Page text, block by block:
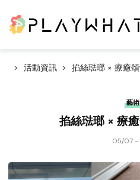
活動資訊 掐絲琺瑯 × 療癒
藝術
掐絲琺瑯 × 療
05/07 -